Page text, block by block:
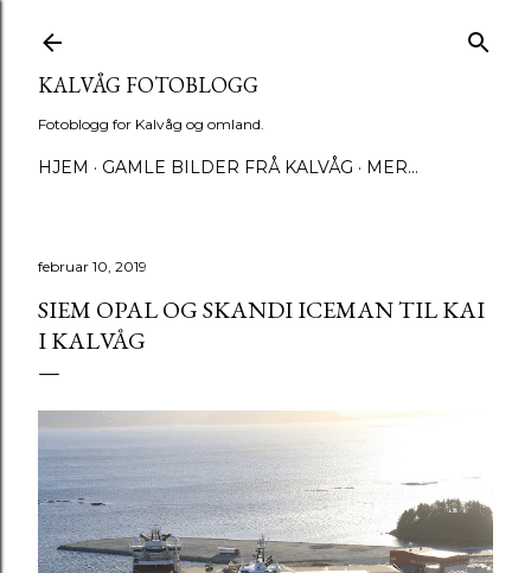
KALVÅG FOTOBLOGG
Fotoblogg for Kalvåg og omland.
HJEM GAMLE BILDER FRÅ KALVÅG MER…
februar 10, 2019
SIEM OPAL OG SKANDI ICEMAN TIL KAI
I KALVÅG